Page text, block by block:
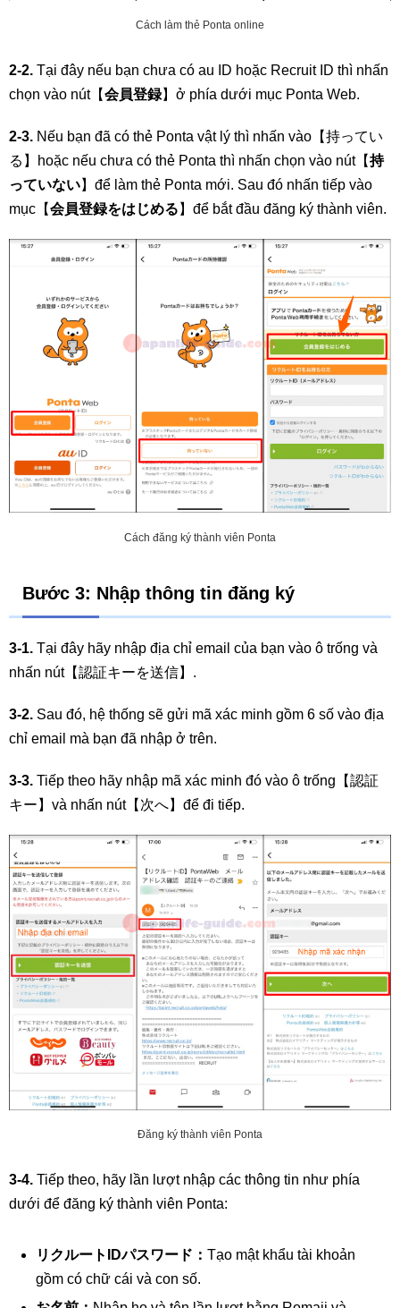
Cách làm thẻ Ponta online
2-2. Tại đây nếu bạn chưa có au ID hoặc Recruit ID thì nhấn
chọn vào nút【会員登録】ở phía dưới mục Ponta Web.
2-3. Nếu bạn đã có thẻ Ponta vật lý thì nhấn vào【持ってい
る】hoặc nếu chưa có thẻ Ponta thì nhấn chọn vào nút【持
っていない】để làm thẻ Ponta mới. Sau đó nhấn tiếp vào
mục【会員登録をはじめる 】để bắt đầu đăng ký thành viên.
Cách đăng ký thành viên Ponta
Bước 3: Nhập thông tin đăng ký
3-1. Tại đây hãy nhập địa chỉ email của bạn vào ô trống và
nhấn nút【認証キーを送信】.
3-2. Sau đó, hệ thống sẽ gửi mã xác minh gồm 6 số vào địa
chỉ email mà bạn đã nhập ở trên.
3-3. Tiếp theo hãy nhập mã xác minh đó vào ô trống【認証
キー】và nhấn nút【次へ】để đi tiếp.
Đăng ký thành viên Ponta
3-4. Tiếp theo, hãy lần lượt nhập các thông tin như phía
dưới để đăng ký thành viên Ponta:
リクルートIDパスワード： Tạo mật khẩu tài khoản
gồm có chữ cái và con số.